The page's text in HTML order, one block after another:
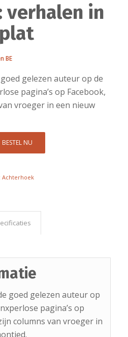
verhalen in
BE
gelezen auteur op de
pagina’s op Facebook,
vroeger in een nieuw
BESTEL NU
Achterhoek
goed gelezen auteur op
pagina’s op
columns van vroeger in